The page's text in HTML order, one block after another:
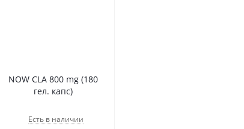
NOW CLA 800 mg (180
гел. капс)
Есть в наличии